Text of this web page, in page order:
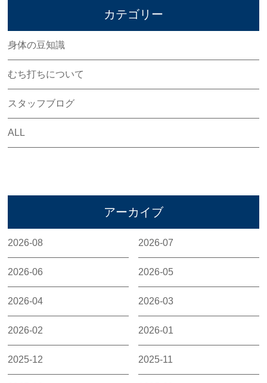
カテゴリー
身体の豆知識
むち打ちについて
スタッフブログ
ALL
アーカイブ
2026-08 2026-07
2026-06 2026-05
2026-04 2026-03
2026-02 2026-01
2025-12 2025-11